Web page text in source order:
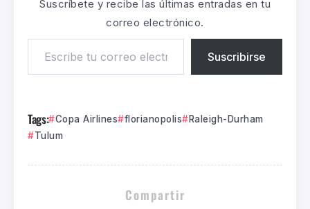
Suscríbete y recibe las últimas entradas en tu
correo electrónico.
Suscribirse
Tags: Copa Airlines florianopolis
Raleigh-Durham
Tulum
Compartir